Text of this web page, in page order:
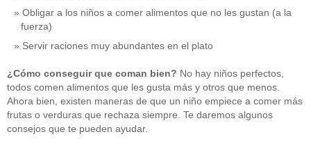
Obligar a los niños a comer alimentos que no les gustan (a la
fuerza)
Servir raciones muy abundantes en el plato
¿Cómo conseguir que coman bien? No hay niños perfectos,
todos comen alimentos que les gusta más y otros que menos.
Ahora bien, existen maneras de que un niño empiece a comer más
frutas o verduras que rechaza siempre. Te daremos algunos
consejos que te pueden ayudar.